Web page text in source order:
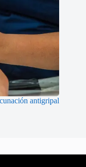
antigripal